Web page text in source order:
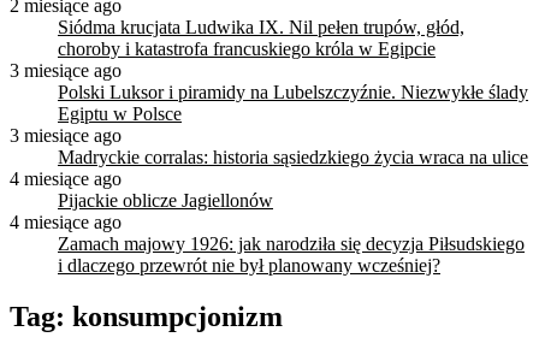
2 miesiące ago
Siódma krucjata Ludwika IX. Nil pełen trupów, głód,
choroby i katastrofa francuskiego króla w Egipcie
3 miesiące ago
Polski Luksor i piramidy na Lubelszczyźnie. Niezwykłe ślady
Egiptu w Polsce
3 miesiące ago
Madryckie corralas: historia sąsiedzkiego życia wraca na ulice
4 miesiące ago
Pijackie oblicze Jagiellonów
4 miesiące ago
Zamach majowy 1926: jak narodziła się decyzja Piłsudskiego
i dlaczego przewrót nie był planowany wcześniej?
Tag: konsumpcjonizm